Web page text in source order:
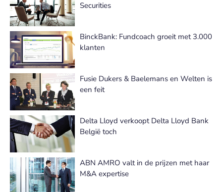
Securities
BinckBank: Fundcoach groeit met 3.000
klanten
Fusie Dukers & Baelemans en Welten is
een feit
Delta Lloyd verkoopt Delta Lloyd Bank
België toch
ABN AMRO valt in de prijzen met haar
M&A expertise